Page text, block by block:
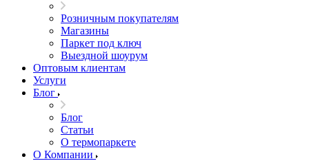
Розничным покупателям
Магазины
Паркет под ключ
Выездной шоурум
Оптовым клиентам
Услуги
Блог
Блог
Статьи
О термопаркете
О Компании